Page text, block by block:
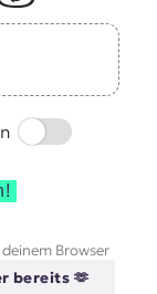
Browser
bereits 🫶